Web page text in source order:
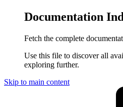
Documentation
Fetch the complete
Use this file to discover all
exploring further.
Skip to main content